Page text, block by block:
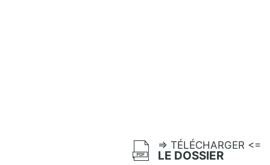
=> TÉLÉCHARGER <=
LE DOSSIER